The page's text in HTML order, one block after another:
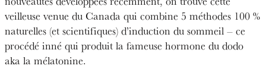
veilleuse venue du Canada qui combine 5 méthodes 100 %
naturelles (et scientifiques) d’induction du sommeil – ce
procédé inné qui produit la fameuse hormone du dodo
aka la mélatonine.